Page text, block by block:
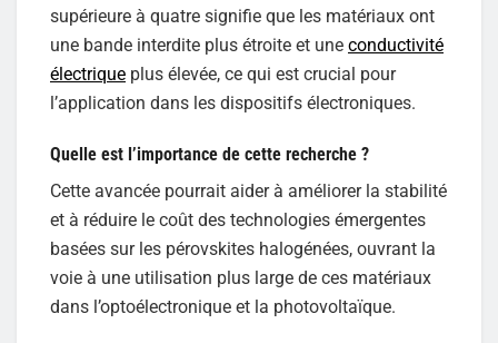
supérieure à quatre signifie que les matériaux ont
une bande interdite plus étroite et une conductivité
électrique plus élevée, ce qui est crucial pour
l’application dans les dispositifs électroniques.
Quelle est l’importance de cette recherche ?
Cette avancée pourrait aider à améliorer la stabilité
et à réduire le coût des technologies émergentes
basées sur les pérovskites halogénées, ouvrant la
voie à une utilisation plus large de ces matériaux
dans l’optoélectronique et la photovoltaïque.